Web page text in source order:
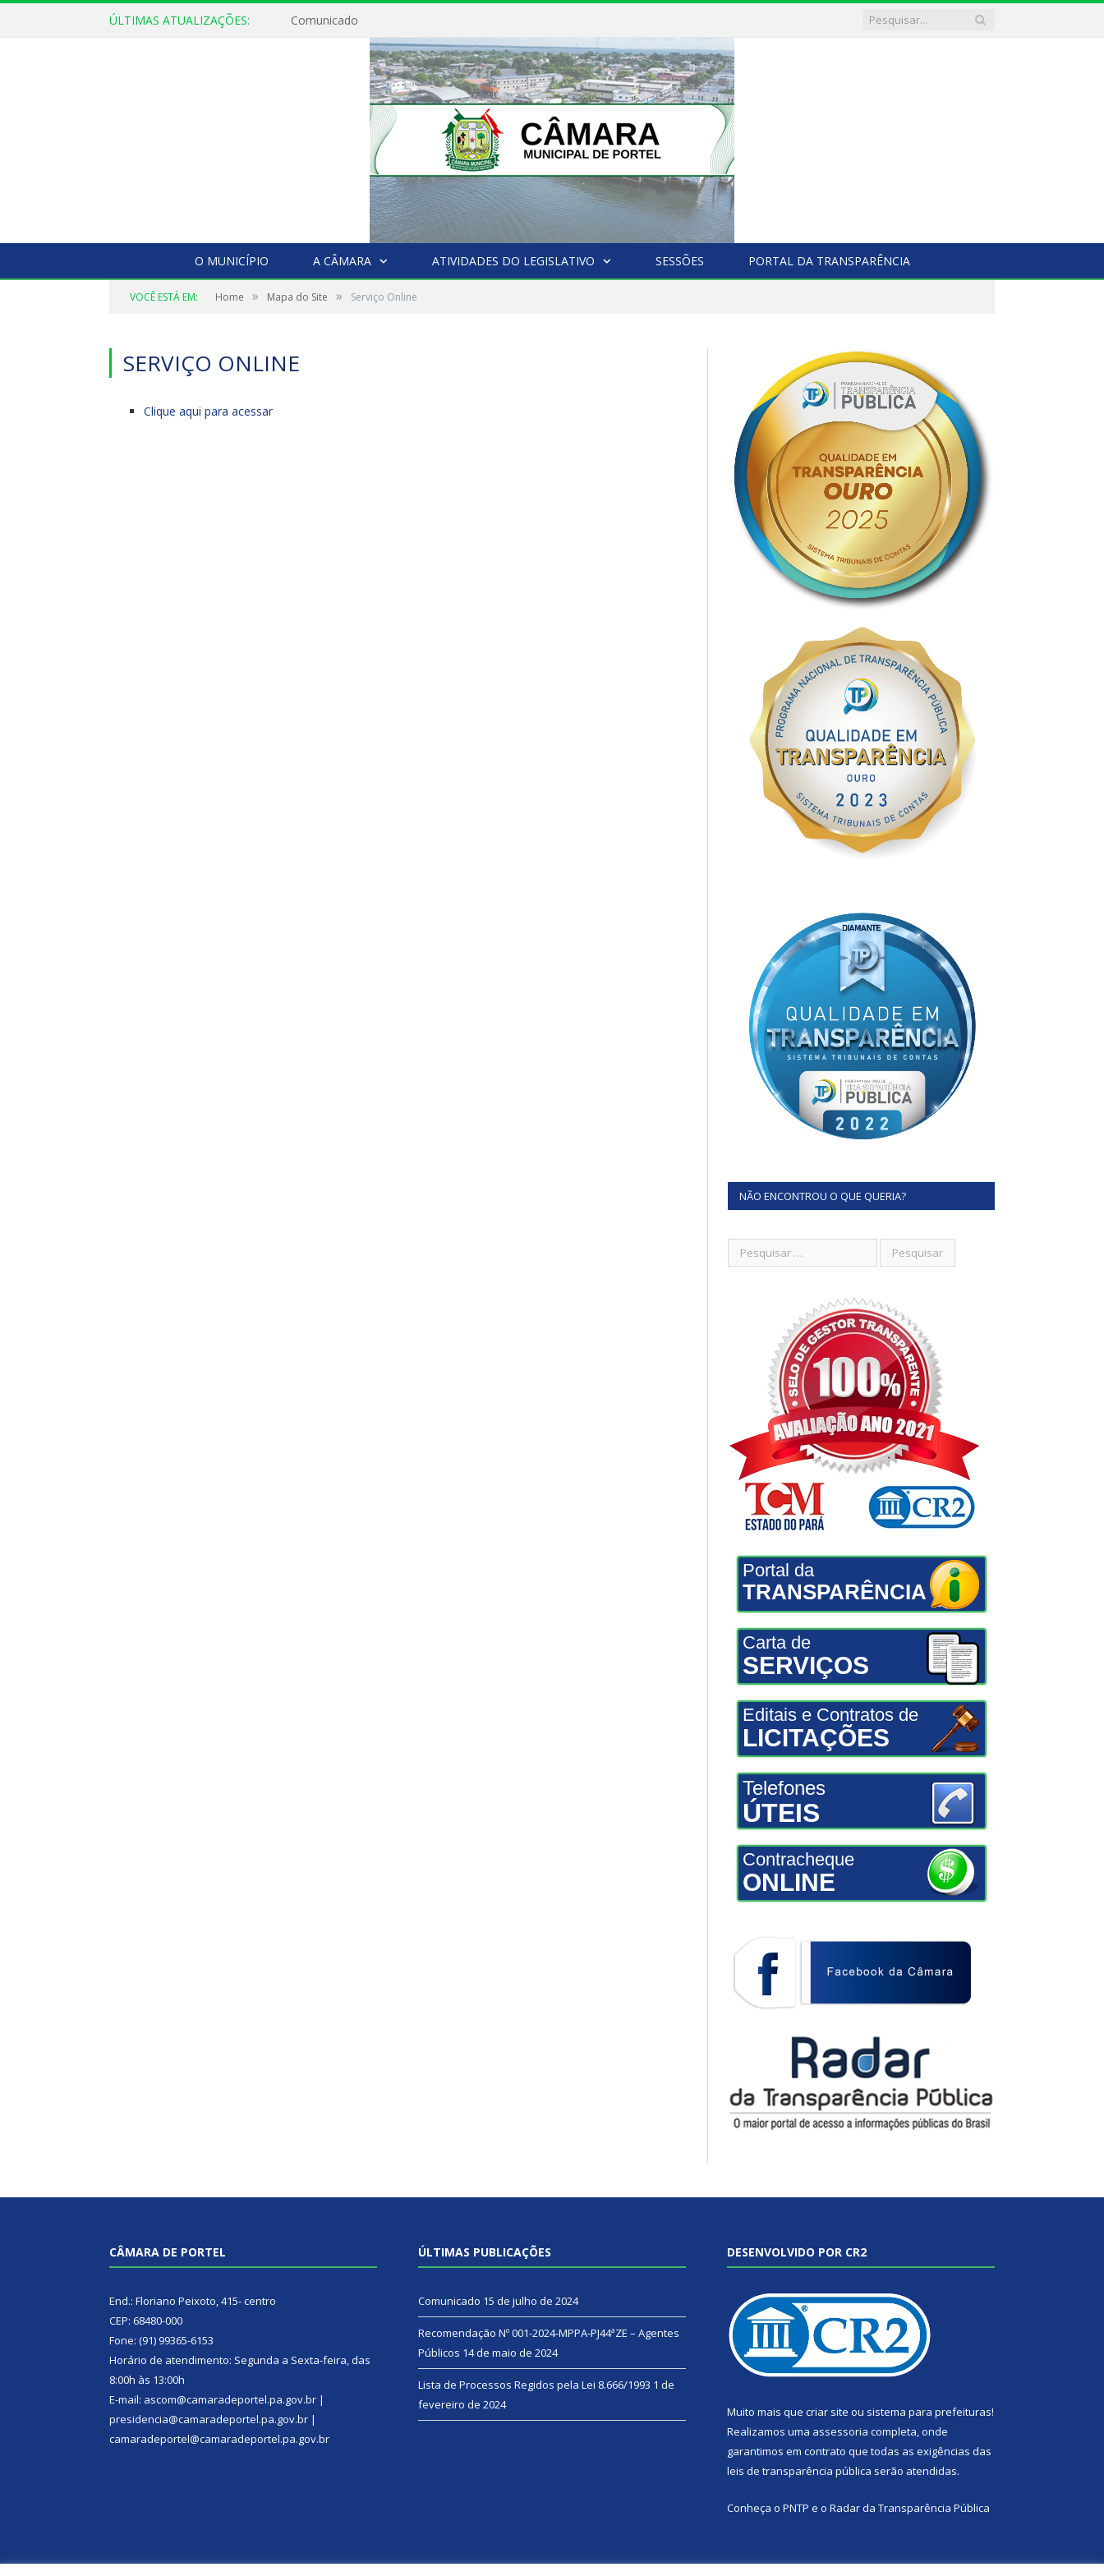
ÚLTIMAS ATUALIZAÇÕES: Comunicado
O MUNICÍPIO A CÂMARA ATIVIDADES DO LEGISLATIVO SESSÕES PORTAL DA TRANSPARÊNCIA
VOCÊ ESTÁ EM: Home » Mapa do Site » Serviço Online
SERVIÇO ONLINE
Clique aqui para acessar
NÃO ENCONTROU O QUE QUERIA?
Portal da
TRANSPARÊNCIA
Carta de
SERVIÇOS
Editais e Contratos de
LICITAÇÕES
Telefones
ÚTEIS
Contracheque
ONLINE
CÂMARA DE PORTEL
End.: Floriano Peixoto, 415- centro
CEP: 68480-000
Fone: (91) 99365-6153
Horário de atendimento: Segunda a Sexta-feira, das
8:00h às 13:00h
E-mail: ascom@camaradeportel.pa.gov.br |
presidencia@camaradeportel.pa.gov.br |
camaradeportel@camaradeportel.pa.gov.br
ÚLTIMAS PUBLICAÇÕES
Comunicado 15 de julho de 2024
Recomendação Nº 001-2024-MPPA-PJ44ªZE – Agentes
Públicos 14 de maio de 2024
Lista de Processos Regidos pela Lei 8.666/1993 1 de
fevereiro de 2024
DESENVOLVIDO POR CR2
Muito mais que criar site ou sistema para prefeituras!
Realizamos uma assessoria completa, onde
garantimos em contrato que todas as exigências das
leis de transparência pública serão atendidas.
Conheça o PNTP e o Radar da Transparência Pública